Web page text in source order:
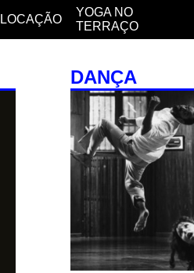
LOCAÇÃO
YOGA NO
TERRAÇO
DANÇA